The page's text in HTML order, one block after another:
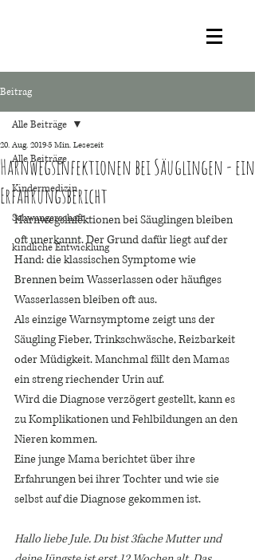
Beitrag
Alle Beiträge
Kindermedizin
Schwangerschaft
kindliche Entwicklung
Alle Beiträge
Harnwegsinfektionen bei Säuglingen - ein
Erfahrungsbericht
20. Aug. 20195 Min. Lesezeit
Harnwegsinfektionen bei Säuglingen bleiben
oft unerkannt. Der Grund dafür liegt auf der
Hand: die klassischen Symptome wie
Brennen beim Wasserlassen oder häufiges
Wasserlassen bleiben oft aus.
Als einzige Warnsymptome zeigt uns der
Säugling Fieber, Trinkschwäsche, Reizbarkeit
oder Müdigkeit. Manchmal fällt den Mamas
ein streng riechender Urin auf.
Wird die Diagnose verzögert gestellt, kann es
zu Komplikationen und Fehlbildungen an den
Nieren kommen.
Eine junge Mama berichtet über ihre
Erfahrungen bei ihrer Tochter und wie sie
selbst auf die Diagnose gekommen ist.
Hallo liebe Jule. Du bist 3fache Mutter und